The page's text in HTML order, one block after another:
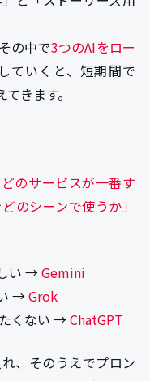
の中で3つのAIをロー
していくと、短期間で
きます。
どのサービスが一番す
のシーンで使うか」
い →Gemini
→Grok
くない →ChatGPT
、そのうえでプロン